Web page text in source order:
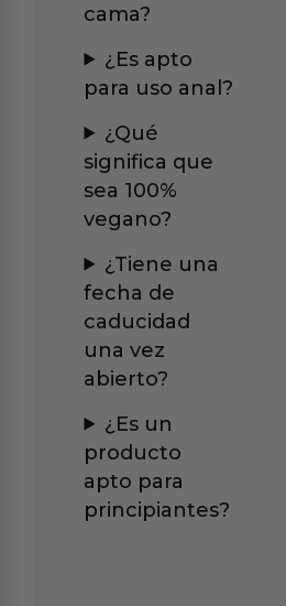
cama?
¿Es apto
para uso anal?
¿Qué
significa que
sea 100%
vegano?
¿Tiene una
fecha de
caducidad
una vez
abierto?
¿Es un
producto
apto para
principiantes?